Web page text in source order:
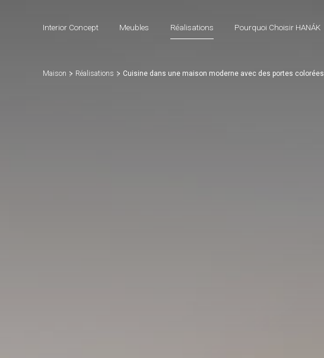
Interior Concept Meubles Réalisations Pourquoi Choisir HANÁK
Maison Réalisations Cuisine dans une maison moderne avec des portes colorées